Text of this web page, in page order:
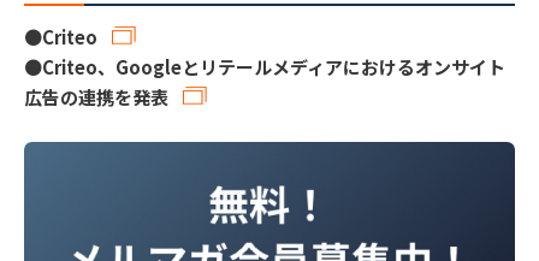
●Criteo
●Criteo、Googleとリテールメディアにおけるオンサイト
広告の連携を発表